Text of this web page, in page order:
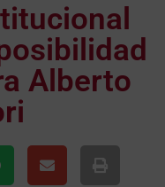
Alberto